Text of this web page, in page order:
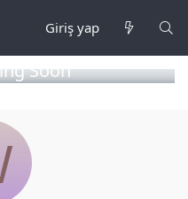
Giriş yap
Soon